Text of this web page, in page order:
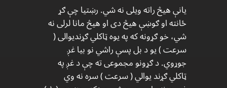
یانې هیڅ راته ویلی نه شي. رښتیا چې ګړ
ځانته او ګوښې هیڅ دی او هیڅ مانا لرلی نه
شي، خو ګړونه که په یوه ټاکلي ګړندیوالی (
سرعت ) یو د بل پسې راشي نو بیا غږ
جوړوي. د ګړونو مجموعی ته چې د غږ په
ټاکلي ګړند یوالي ( سرعت ) سره نه وي